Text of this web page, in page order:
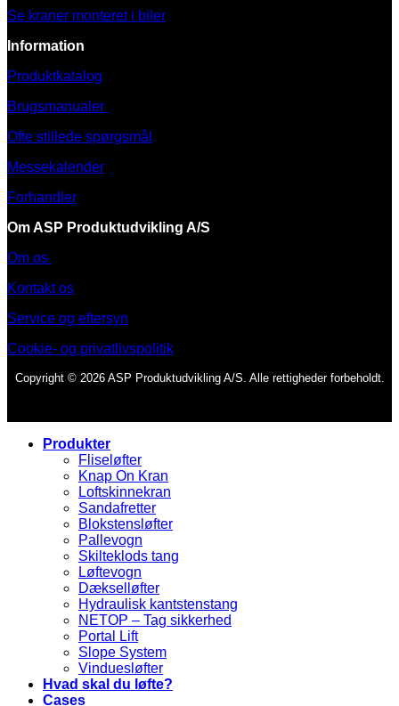
Se kraner monteret i biler
Information
Produktkatalog
Brugsmanualer
Ofte stillede spørgsmål
Messekalender
Forhandler
Om ASP Produktudvikling A/S
Om os
Kontakt os
Service og eftersyn
Cookie- og privatlivspolitik
Copyright © 2026 ASP Produktudvikling A/S. Alle rettigheder forbeholdt.
Produkter
Fliseløfter
Knap On Kran
Loftskinnekran
Sandafretter
Blokstensløfter
Pallevogn
Skilteklods tang
Løftevogn
Dækselløfter
Hydraulisk kantstenstang
NETOP – Tag sikkerhed
Portal Lift
Slope System
Vinduesløfter
Hvad skal du løfte?
Cases